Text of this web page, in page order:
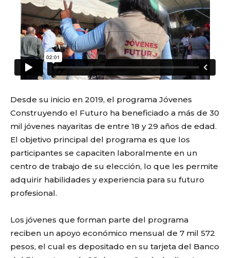
Desde su inicio en 2019, el programa Jóvenes
Construyendo el Futuro ha beneficiado a más de 30
mil jóvenes nayaritas de entre 18 y 29 años de edad.
El objetivo principal del programa es que los
participantes se capaciten laboralmente en un
centro de trabajo de su elección, lo que les permite
adquirir habilidades y experiencia para su futuro
profesional.
Los jóvenes que forman parte del programa
reciben un apoyo económico mensual de 7 mil 572
pesos, el cual es depositado en su tarjeta del Banco